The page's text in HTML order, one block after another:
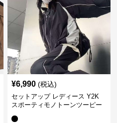
¥6,990 (税込)
セットアップ レディース Y2K
スポーティモノトーンツーピー